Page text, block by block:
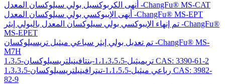
أنهى الكربوكسيل بولي سيلوكسان المعدل -ChangFu® MS-CAT
أنهى الإيبوكسي بولي سيلوكسان المعدل -ChangFu® MS-EPT
تم إنهاء الإيبوكسي بولي سيلوكسان المعدل بالبولي إيثر -ChangFu®
MS-EPET
تم تعديل بولي إيثر سباعي ميثيل تريسيلوكسان -ChangFu® MS-
M7H
1،3،5-تريميثيل-1،1،3،5،5-بنتافينيلتريسيلوكسان CAS: 3390-61-2
1،3،3،5-رباعي ميثيل-1،1،5،5-تيترافينيلتريسيلوكسان CAS: 3982-
82-9